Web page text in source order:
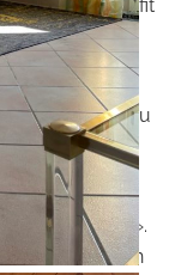
au profit
le vendeur
son décès ou
de la Vézère,
la Préhistoire ».
succession